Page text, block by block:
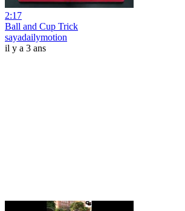
2:17
Ball and Cup Trick
sayadailymotion
il y a 3 ans